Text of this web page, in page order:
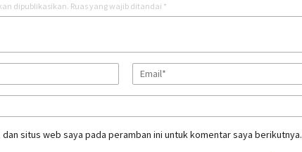
dipublikasikan. Ruas yang wajib ditandai *
dan situs web saya pada peramban ini untuk komentar saya berikutnya.